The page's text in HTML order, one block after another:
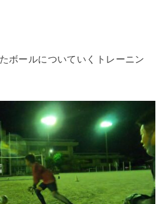
ボールについていくトレーニン